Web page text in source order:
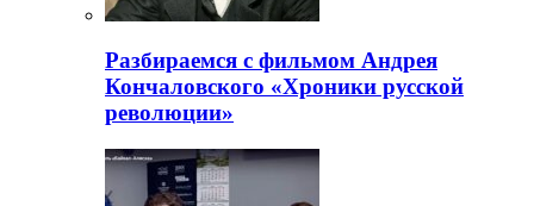
Разбираемся с фильмом Андрея
Кончаловского «Хроники русской
революции»